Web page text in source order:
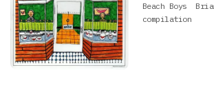
Beach Boys
compilation